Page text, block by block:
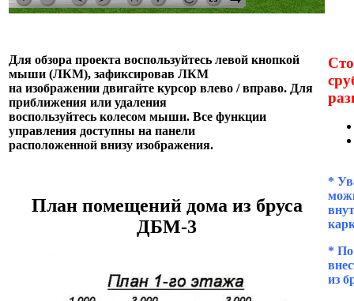
Для обзора проекта воспользуйтесь левой кнопкой
мыши (ЛКМ), зафиксировав ЛКМ
на изображении двигайте курсор влево / вправо. Для
приближения или удаления
воспользуйтесь колесом мыши. Все функции
управления доступны на панели
расположенной внизу изображения.
План помещений дома из бруса
ДБМ-3
*
*
из